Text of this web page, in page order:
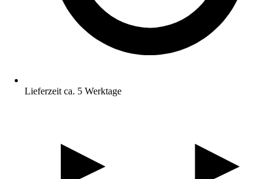
Lieferzeit ca. 5 Werktage